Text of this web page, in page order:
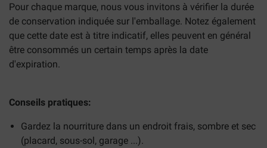
Pour chaque marque, nous vous invitons à vérifier la durée
de conservation indiquée sur l'emballage. Notez également
que cette date est à titre indicatif, elles peuvent en général
être consommés un certain temps après la date
d'expiration.
Conseils pratiques:
Gardez la nourriture dans un endroit frais, sombre et sec
(placard, sous-sol, garage ...).